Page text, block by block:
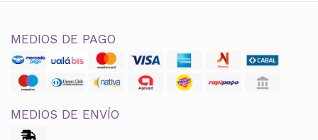
MEDIOS DE PAGO
MEDIOS DE ENVÍO